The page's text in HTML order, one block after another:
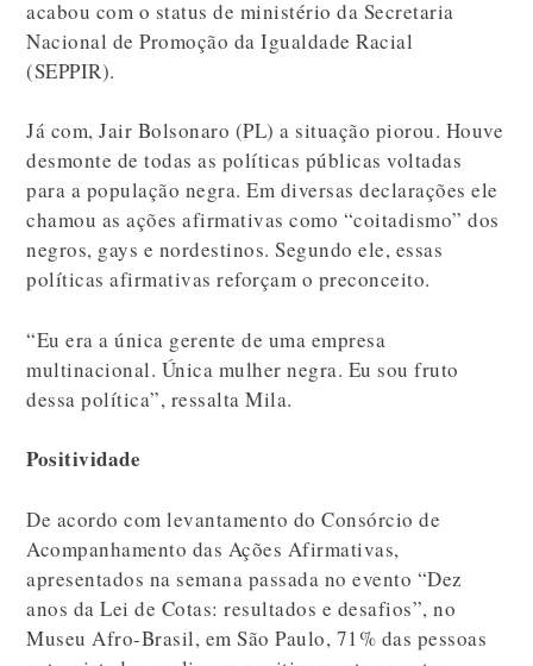
acabou com o status de ministério da Secretaria
Nacional de Promoção da Igualdade Racial
(SEPPIR).
Já com, Jair Bolsonaro (PL) a situação piorou. Houve
desmonte de todas as políticas públicas voltadas
para a população negra. Em diversas declarações ele
chamou as ações afirmativas como “coitadismo” dos
negros, gays e nordestinos. Segundo ele, essas
políticas afirmativas reforçam o preconceito.
“Eu era a única gerente de uma empresa
multinacional. Única mulher negra. Eu sou fruto
dessa política”, ressalta Mila.
Positividade
De acordo com levantamento do Consórcio de
Acompanhamento das Ações Afirmativas,
apresentados na semana passada no evento “Dez
anos da Lei de Cotas: resultados e desafios”, no
Museu Afro-Brasil, em São Paulo, 71% das pessoas